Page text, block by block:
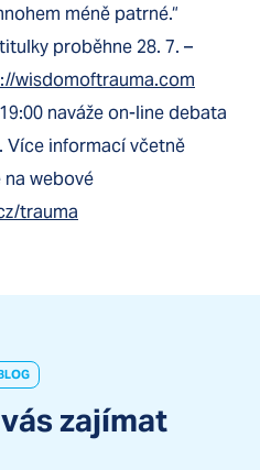
méně patrné.“
proběhne 28. 7. –
wisdomoftrauma.com
naváže on-line debata
Více informací včetně
webové
trauma
zajímat